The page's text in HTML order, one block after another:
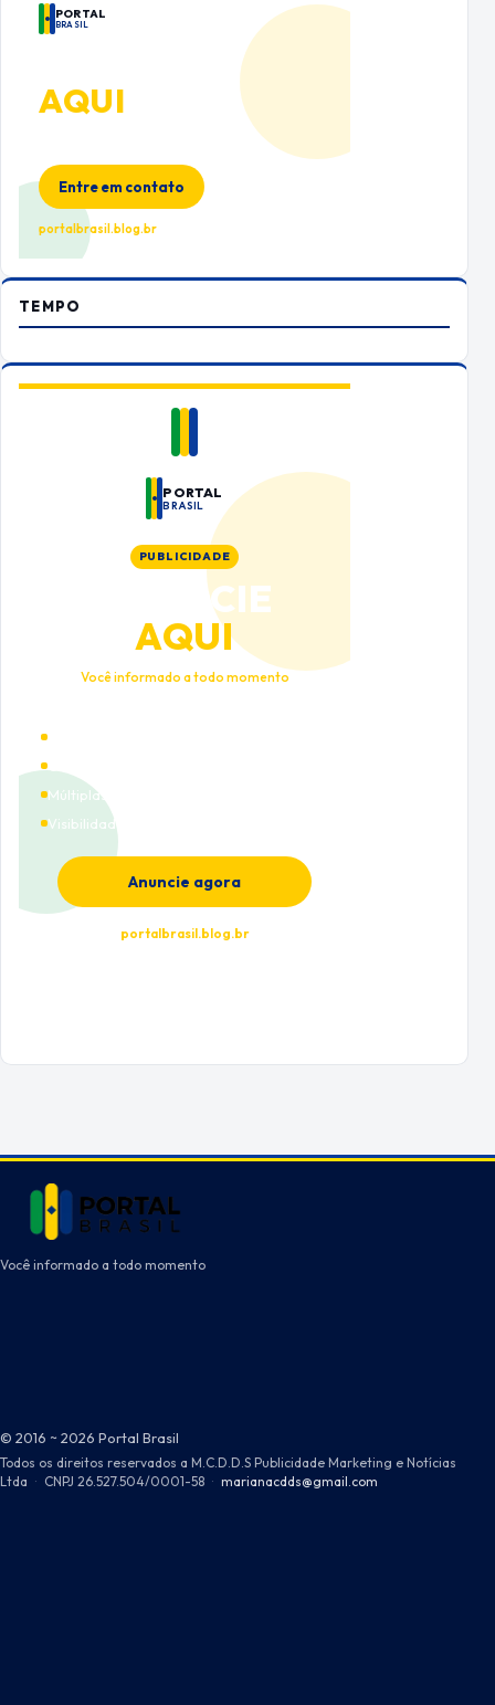
PORTAL
BRASIL
AQUI
Entre em contato
portalbrasil.blog.br
TEMPO
PORTAL
BRASIL
PUBLICIDADE
ANUNCIE
AQUI
Você informado a todo momento
Múltiplas categorias
Visibilidade premium
Anuncie agora
portalbrasil.blog.br
Você informado a todo momento
© 2016 ~ 2026 Portal Brasil
Todos os direitos reservados a M.C.D.D.S Publicidade Marketing e Notícias
Ltda · CNPJ 26.527.504/0001-58 · marianacdds@gmail.com